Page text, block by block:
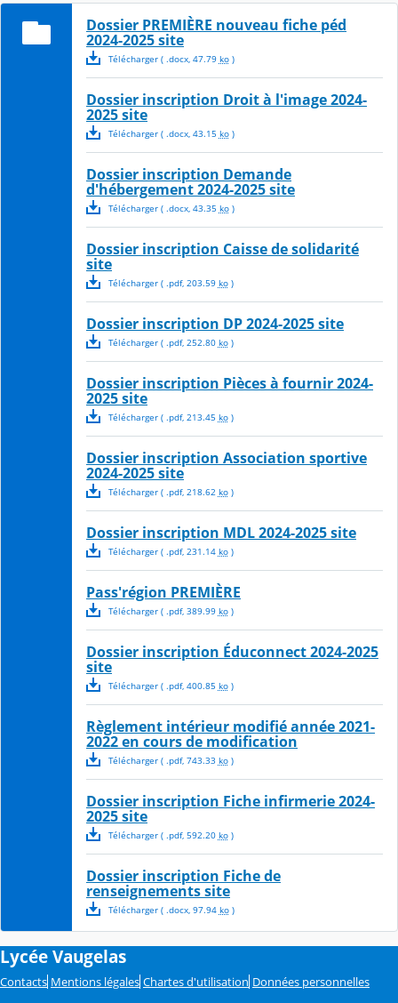
Dossier PREMIÈRE nouveau fiche péd
2024-2025 site
Télécharger( .docx, 47.79 ko)
Dossier inscription Droit à l'image 2024-
2025 site
Télécharger( .docx, 43.15 ko)
Dossier inscription Demande
d'hébergement 2024-2025 site
Télécharger( .docx, 43.35 ko)
Dossier inscription Caisse de solidarité
site
Télécharger( .pdf, 203.59 ko)
Dossier inscription DP 2024-2025 site
Télécharger( .pdf, 252.80 ko)
Dossier inscription Pièces à fournir 2024-
2025 site
Télécharger( .pdf, 213.45 ko)
Dossier inscription Association sportive
2024-2025 site
Télécharger( .pdf, 218.62 ko)
Dossier inscription MDL 2024-2025 site
Télécharger( .pdf, 231.14 ko)
Pass'région PREMIÈRE
Télécharger( .pdf, 389.99 ko)
Dossier inscription Éduconnect 2024-2025
site
Télécharger( .pdf, 400.85 ko)
Règlement intérieur modifié année 2021-
2022 en cours de modification
Télécharger( .pdf, 743.33 ko)
Dossier inscription Fiche infirmerie 2024-
2025 site
Télécharger( .pdf, 592.20 ko)
Dossier inscription Fiche de
renseignements site
Télécharger( .docx, 97.94 ko)
Lycée Vaugelas
Contacts Mentions légales Chartes d'utilisation Données personnelles